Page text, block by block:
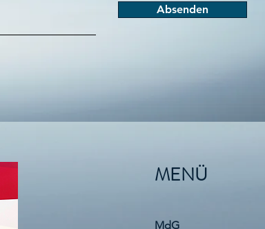
Absenden
MENÜ
MdG